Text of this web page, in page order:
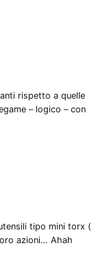
rispetto a quelle
– logico – con
tipo mini torx (
azioni… Ahah